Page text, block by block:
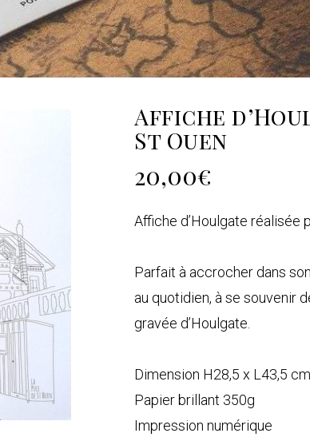
Affiche
St Ouen
20,00€
Affiche d’Houlgate réalisée
Parfait à accrocher dans
au quotidien, à se souvenir
gravée d’Houlgate.
Dimension H28,5 x L43,5 cm
Papier brillant 350g
Impression numérique